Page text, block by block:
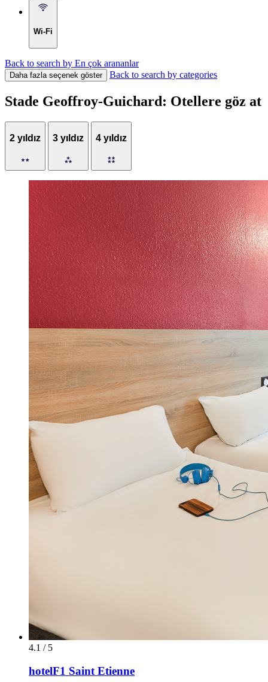
Wi-Fi
Back to search by En çok arananlar
Daha fazla seçenek göster Back to search by categories
Stade Geoffroy-Guichard: Otellere göz at
2 yıldız 3 yıldız 4 yıldız
4.1 / 5
hotelF1 Saint Etienne